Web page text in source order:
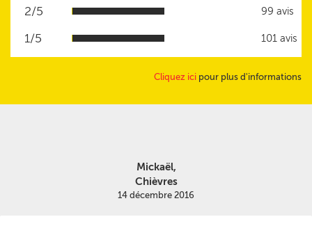
2/5 99 avis
1/5 101 avis
Cliquez ici pour plus d'informations
Mickaël,
Chièvres
14 décembre 2016